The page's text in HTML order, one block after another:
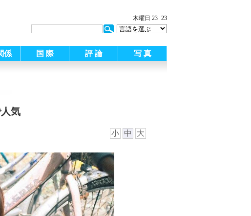
木曜日 23 23
係 国 際 評 論 写 真
気
小 中 大